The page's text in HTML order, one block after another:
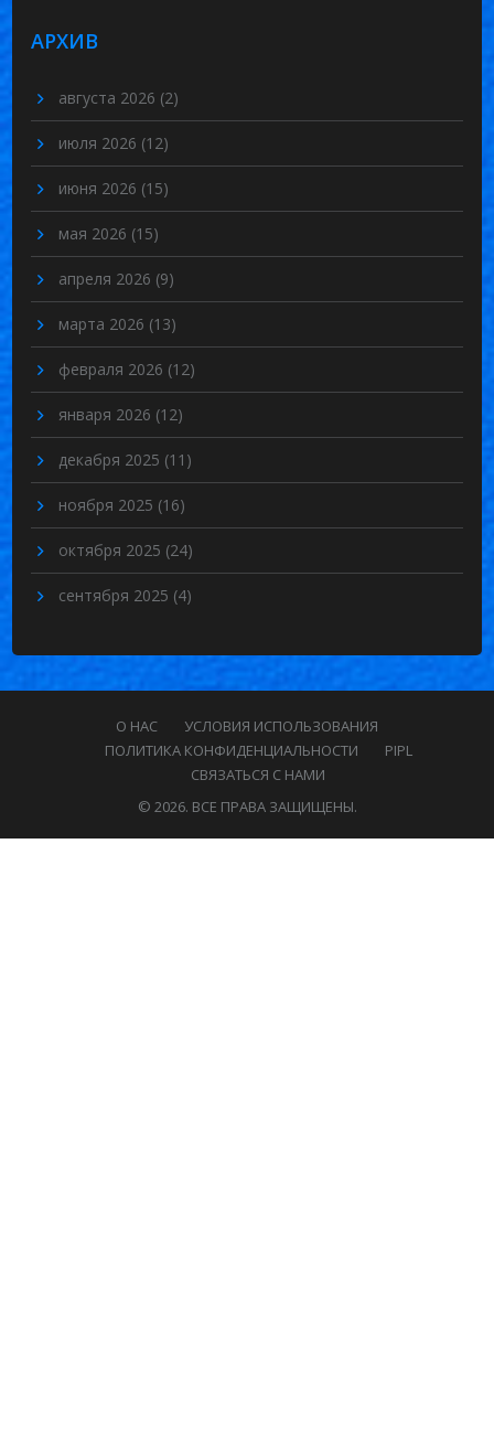
АРХИВ
августа 2026 (2)
июля 2026 (12)
июня 2026 (15)
мая 2026 (15)
апреля 2026 (9)
марта 2026 (13)
февраля 2026 (12)
января 2026 (12)
декабря 2025 (11)
ноября 2025 (16)
октября 2025 (24)
сентября 2025 (4)
О НАС
УСЛОВИЯ ИСПОЛЬЗОВАНИЯ
ПОЛИТИКА КОНФИДЕНЦИАЛЬНОСТИ
PIPL
СВЯЗАТЬСЯ С НАМИ
© 2026. ВСЕ ПРАВА ЗАЩИЩЕНЫ.